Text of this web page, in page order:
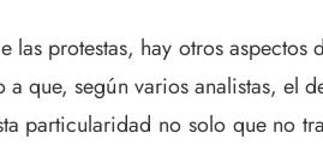
las protestas, hay otros
que, según varios analistas, el
particularidad no solo que no